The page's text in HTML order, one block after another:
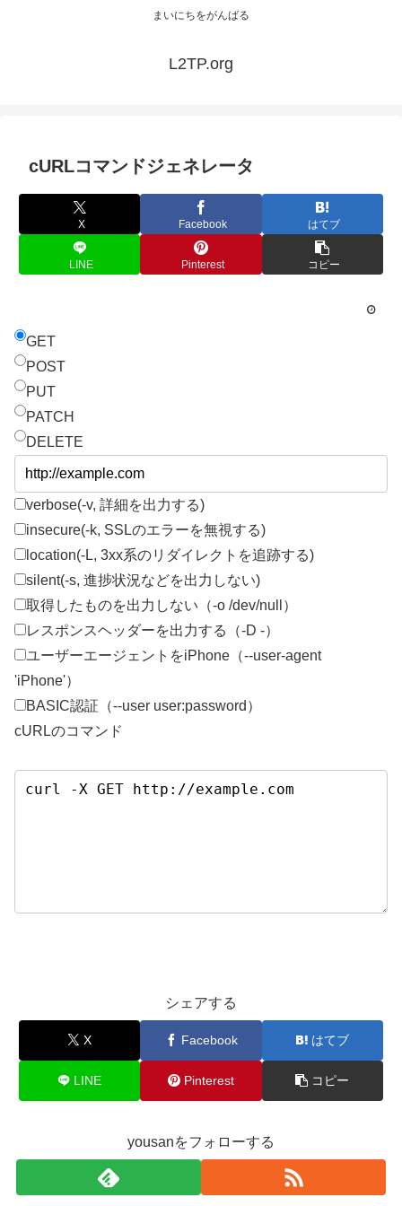
まいにちをがんばる
L2TP.org
cURLコマンドジェネレータ
X Facebook はてブ
LINE Pinterest コピー
GET
POST
PUT
PATCH
DELETE
verbose(-v, 詳細を出力する)
insecure(-k, SSLのエラーを無視する)
location(-L, 3xx系のリダイレクトを追跡する)
silent(-s, 進捗状況などを出力しない)
取得したものを出力しない（-o /dev/null）
レスポンスヘッダーを出力する（-D -）
ユーザーエージェントをiPhone（--user-agent
'iPhone'）
BASIC認証（--user user:password）
cURLのコマンド
シェアする
X Facebook はてブ
LINE Pinterest コピー
yousanをフォローする